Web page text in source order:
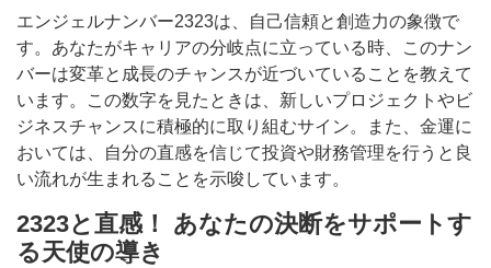
エンジェルナンバー2323は、自己信頼と創造力の象徴で
す。あなたがキャリアの分岐点に立っている時、このナン
バーは変革と成長のチャンスが近づいていることを教えて
います。この数字を見たときは、新しいプロジェクトやビ
ジネスチャンスに積極的に取り組むサイン。また、金運に
おいては、自分の直感を信じて投資や財務管理を行うと良
い流れが生まれることを示唆しています。
2323と直感！ あなたの決断をサポートす
る天使の導き